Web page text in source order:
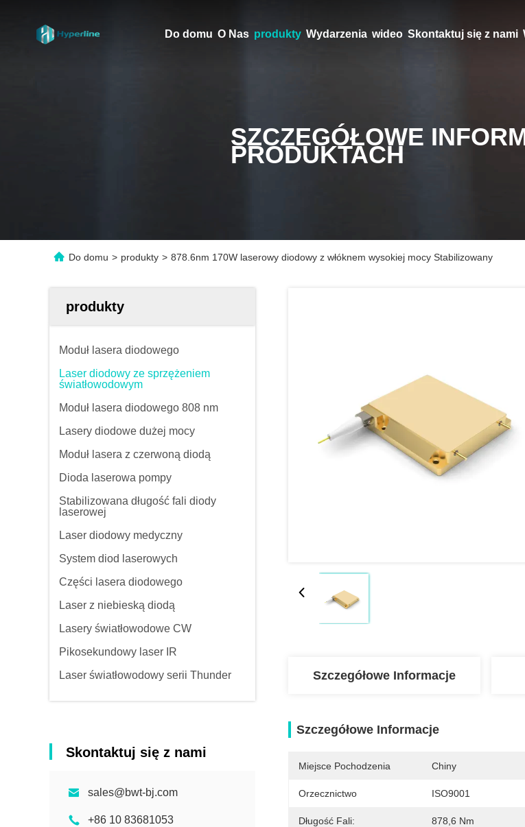
Do domu O Nas produkty Wydarzenia wideo Skontaktuj się z nami
SZCZEGÓŁOWE
PRODUKTACH
Do domu > produkty > 878.6nm 170W laserowy diodowy z włóknem wysokiej mocy Stabilizowany
produkty
Moduł lasera diodowego
Laser diodowy ze sprzężeniem
światłowodowym
Moduł lasera diodowego 808 nm
Lasery diodowe dużej mocy
Moduł lasera z czerwoną diodą
Dioda laserowa pompy
Stabilizowana długość fali diody
laserowej
Laser diodowy medyczny
System diod laserowych
Części lasera diodowego
Laser z niebieską diodą
Lasery światłowodowe CW
Pikosekundowy laser IR
Laser światłowodowy serii Thunder
Skontaktuj się z nami
sales@bwt-bj.com
+86 10 83681053
Szczegółowe Informacje
Szczegółowe Informacje
Miejsce Pochodzenia Chiny
Orzecznictwo ISO9001
Długość Fali: 878,6 Nm